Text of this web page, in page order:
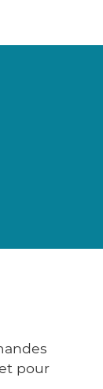
pour